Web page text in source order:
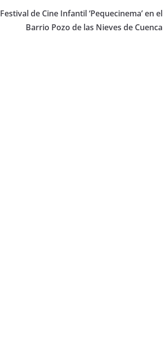
Festival de Cine Infantil ‘Pequecinema’ en el
Barrio Pozo de las Nieves de Cuenca